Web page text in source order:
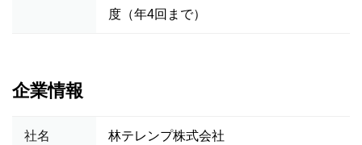
度（年4回まで）
企業情報
社名 林テレンプ株式会社